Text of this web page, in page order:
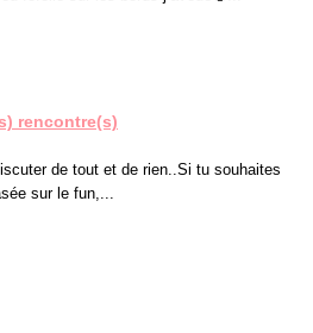
rencontre(s)
de tout et de rien..Si tu souhaites
sur le fun,...